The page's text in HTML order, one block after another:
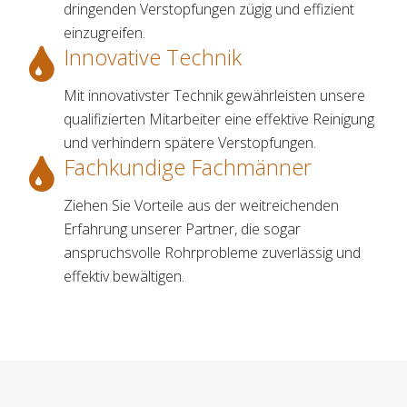
dringenden Verstopfungen zügig und effizient
einzugreifen.
Innovative Technik
Mit innovativster Technik gewährleisten unsere
qualifizierten Mitarbeiter eine effektive Reinigung
und verhindern spätere Verstopfungen.
Fachkundige Fachmänner
Ziehen Sie Vorteile aus der weitreichenden
Erfahrung unserer Partner, die sogar
anspruchsvolle Rohrprobleme zuverlässig und
effektiv bewältigen.